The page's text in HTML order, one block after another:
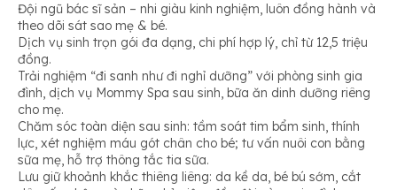
Đội ngũ bác sĩ sản – nhi giàu kinh nghiệm, luôn đồng hành và
theo dõi sát sao mẹ & bé.
Dịch vụ sinh trọn gói đa dạng, chi phí hợp lý, chỉ từ 12,5 triệu
đồng.
Trải nghiệm “đi sanh như đi nghỉ dưỡng” với phòng sinh gia
đình, dịch vụ Mommy Spa sau sinh, bữa ăn dinh dưỡng riêng
cho mẹ.
Chăm sóc toàn diện sau sinh: tầm soát tim bẩm sinh, thính
lực, xét nghiệm máu gót chân cho bé; tư vấn nuôi con bằng
sữa mẹ, hỗ trợ thông tắc tia sữa.
Lưu giữ khoảnh khắc thiêng liêng: da kề da, bé bú sớm, cắt